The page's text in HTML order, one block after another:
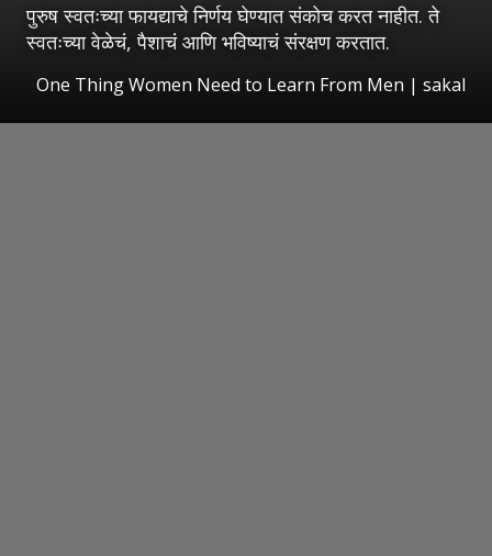
पुरुष स्वतःच्या फायद्याचे निर्णय घेण्यात संकोच करत नाहीत. ते
स्वतःच्या वेळेचं, पैशाचं आणि भविष्याचं संरक्षण करतात.
One Thing Women Need to Learn From Men | sakal